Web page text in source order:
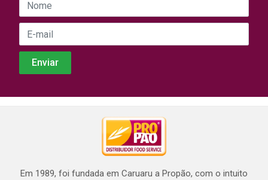
Em 1989, foi fundada em Caruaru a Propão, com o intuito